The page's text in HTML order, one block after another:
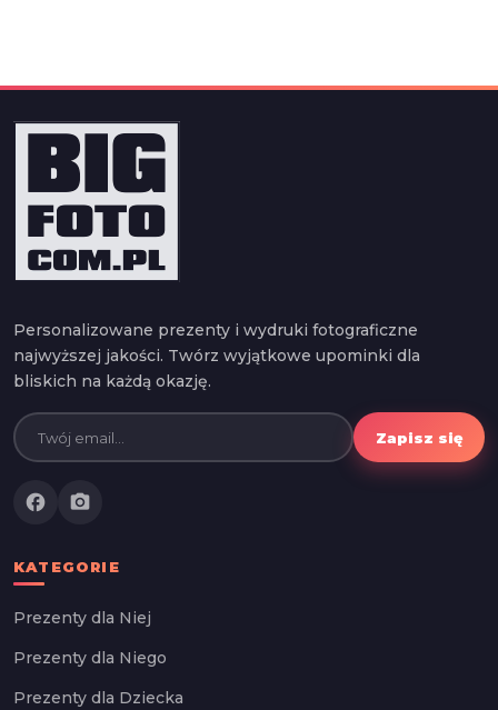
Personalizowane prezenty i wydruki fotograficzne
najwyższej jakości. Twórz wyjątkowe upominki dla
bliskich na każdą okazję.
Zapisz się
facebook photo_camera
KATEGORIE
Prezenty dla Niej
Prezenty dla Niego
Prezenty dla Dziecka